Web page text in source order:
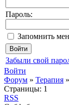
Пароль:
Запомнить
Забыли свой
Войти
Форум » Терапия »
Страницы: 1
RSS